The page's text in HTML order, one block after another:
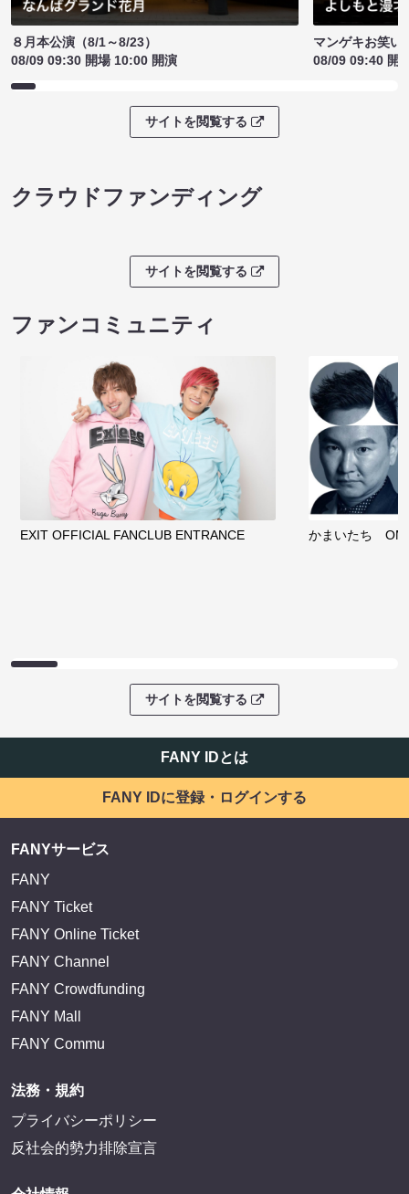
８月本公演（8/1～8/23）
08/09 09:30 開場 10:00 開演
マンゲキお笑い
08/09 09:40 開
サイトを閲覧する
クラウドファンディング
サイトを閲覧する
ファンコミュニティ
EXIT OFFICIAL FANCLUB ENTRANCE かまいたち
サイトを閲覧する
FANY IDとは
FANY IDに登録・ログインする
FANYサービス
FANY
FANY Ticket
FANY Online Ticket
FANY Channel
FANY Crowdfunding
FANY Mall
FANY Commu
法務・規約
プライバシーポリシー
反社会的勢力排除宣言